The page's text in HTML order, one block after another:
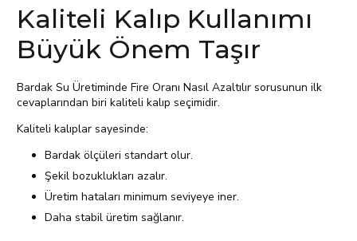
Kaliteli Kalıp Kullanımı
Büyük Önem Taşır
Bardak Su Üretiminde Fire Oranı Nasıl Azaltılır sorusunun ilk
cevaplarından biri kaliteli kalıp seçimidir.
Kaliteli kalıplar sayesinde:
Bardak ölçüleri standart olur.
Şekil bozuklukları azalır.
Üretim hataları minimum seviyeye iner.
Daha stabil üretim sağlanır.